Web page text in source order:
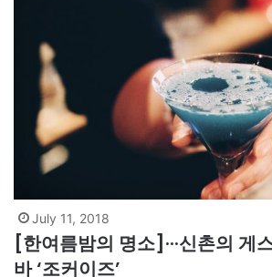
July 11, 2018
[한여름밤의 명소]···신촌의 게
바 ‘조커이즈’